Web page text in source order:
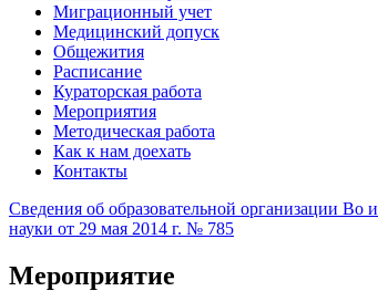
Миграционный учет
Медицинский допуск
Общежития
Расписание
Кураторская работа
Мероприятия
Методическая работа
Как к нам доехать
Контакты
Сведения об образовательной организации Во
науки от 29 мая 2014 г. № 785
Мероприятие